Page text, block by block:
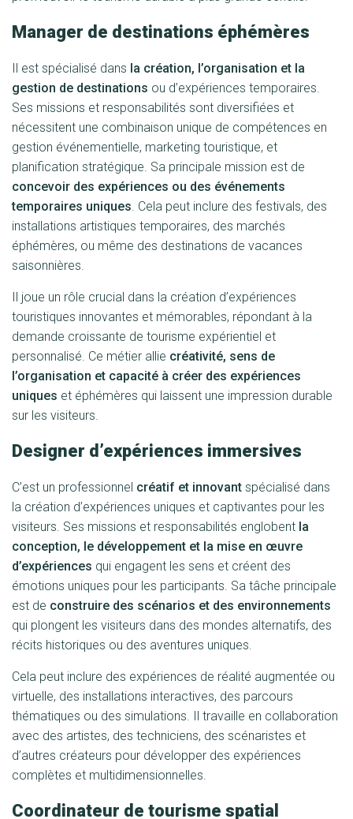
Manager de destinations éphémères
Il est spécialisé dans la création, l’organisation et la
gestion de destinations ou d’expériences temporaires.
Ses missions et responsabilités sont diversifiées et
nécessitent une combinaison unique de compétences en
gestion événementielle, marketing touristique, et
planification stratégique. Sa principale mission est de
concevoir des expériences ou des événements
temporaires uniques. Cela peut inclure des festivals, des
installations artistiques temporaires, des marchés
éphémères, ou même des destinations de vacances
saisonnières.
Il joue un rôle crucial dans la création d’expériences
touristiques innovantes et mémorables, répondant à la
demande croissante de tourisme expérientiel et
personnalisé. Ce métier allie créativité, sens de
l’organisation et capacité à créer des expériences
uniques et éphémères qui laissent une impression durable
sur les visiteurs.
Designer d’expériences immersives
C’est un professionnel créatif et innovant spécialisé dans
la création d’expériences uniques et captivantes pour les
visiteurs. Ses missions et responsabilités englobent la
conception, le développement et la mise en œuvre
d’expériences qui engagent les sens et créent des
émotions uniques pour les participants. Sa tâche principale
est de construire des scénarios et des environnements
qui plongent les visiteurs dans des mondes alternatifs, des
récits historiques ou des aventures uniques.
Cela peut inclure des expériences de réalité augmentée ou
virtuelle, des installations interactives, des parcours
thématiques ou des simulations. Il travaille en collaboration
avec des artistes, des techniciens, des scénaristes et
d’autres créateurs pour développer des expériences
complètes et multidimensionnelles.
Coordinateur de tourisme spatial